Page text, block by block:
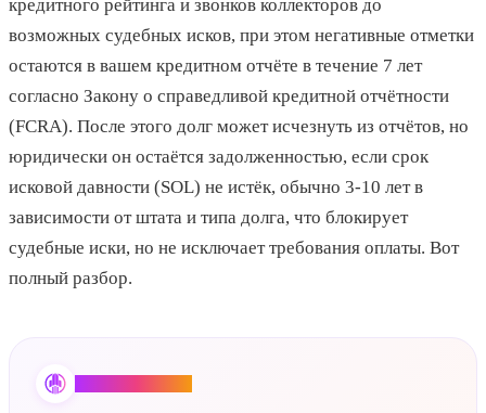
кредитного рейтинга и звонков коллекторов до
возможных судебных исков, при этом негативные отметки
остаются в вашем кредитном отчёте в течение 7 лет
согласно Закону о справедливой кредитной отчётности
(FCRA). После этого долг может исчезнуть из отчётов, но
юридически он остаётся задолженностью, если срок
исковой давности (SOL) не истёк, обычно 3-10 лет в
зависимости от штата и типа долга, что блокирует
судебные иски, но не исключает требования оплаты. Вот
полный разбор.